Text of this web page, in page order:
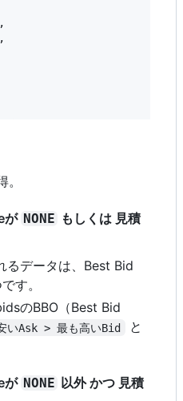
,
,
が NONE もしくは 見積
るデータは、Best Bid
す。
のBBO（Best Bid
いAsk > 最も高いBid
と
が NONE 以外 かつ 見積